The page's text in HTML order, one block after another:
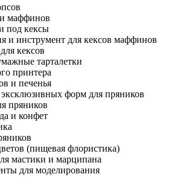
маффинов
под кексы
и инструмент для кексов маффинов
кексов
тарталетки
принтера
и печенья
эксклюзивных форм для пряников
пряников
и конфет
(пищевая флористика)
мастики и марципана
для моделирования